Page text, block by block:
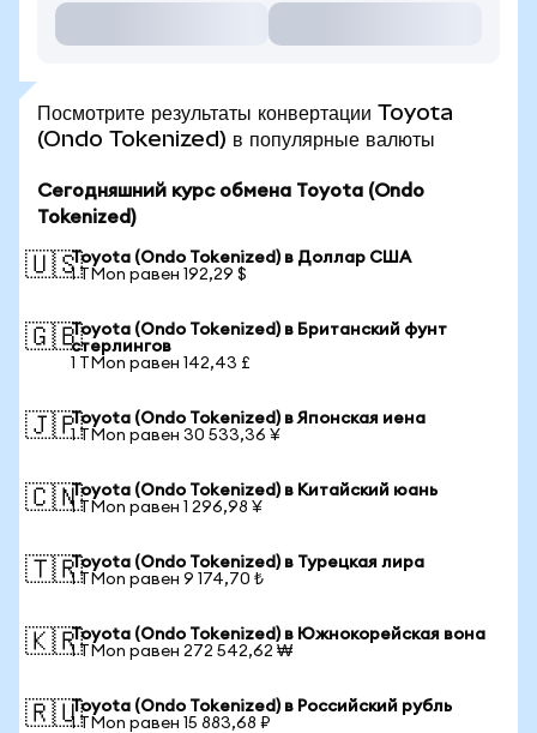
Посмотрите результаты конвертации Toyota
(Ondo Tokenized) в популярные валюты
Сегодняшний курс обмена Toyota (Ondo
Tokenized)
🇺🇸Toyota (Ondo Tokenized) в Доллар США
1 TMon равен 192,29 $
🇬🇧Toyota (Ondo Tokenized) в Британский фунт
стерлингов
1 TMon равен 142,43 £
🇯🇵Toyota (Ondo Tokenized) в Японская иена
1 TMon равен 30 533,36 ¥
🇨🇳Toyota (Ondo Tokenized) в Китайский юань
1 TMon равен 1 296,98 ¥
🇹🇷Toyota (Ondo Tokenized) в Турецкая лира
1 TMon равен 9 174,70 ₺
🇰🇷Toyota (Ondo Tokenized) в Южнокорейская вона
1 TMon равен 272 542,62 ₩
🇷🇺Toyota (Ondo Tokenized) в Российский рубль
1 TMon равен 15 883,68 ₽